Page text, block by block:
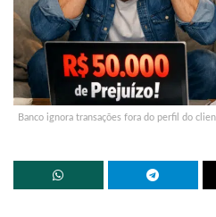
Banco ignora transações fora do perfil do